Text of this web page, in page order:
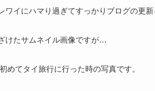
ワイにハマり過ぎてすっかりブログの更
けたサムネイル画像ですが…
めてタイ旅行に行った時の写真です。